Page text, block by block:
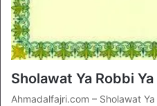
Sholawat Ya Robbi
Ahmadalfajri.com – Sholawat